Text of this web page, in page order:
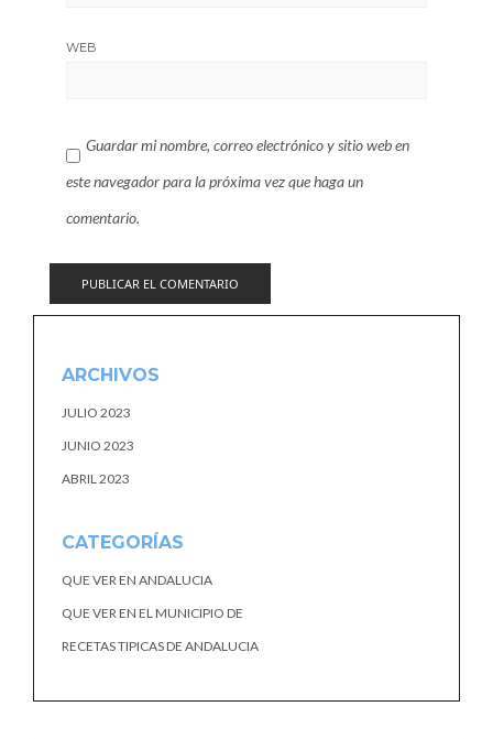
WEB
Guardar mi nombre, correo electrónico y sitio web en
este navegador para la próxima vez que haga un
comentario.
ARCHIVOS
JULIO 2023
JUNIO 2023
ABRIL 2023
CATEGORÍAS
QUE VER EN ANDALUCIA
QUE VER EN EL MUNICIPIO DE
RECETAS TIPICAS DE ANDALUCIA